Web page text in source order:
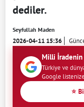
dediler.
Seyfullah Maden
2026-04-11 15:36
Milli İradenin
Türkiye ve
Google
⭐